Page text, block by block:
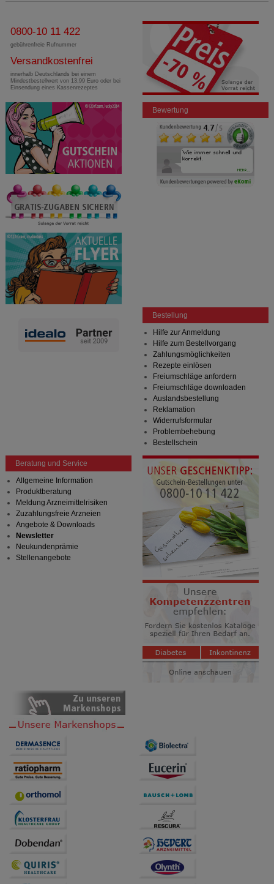
0800-10 11 422
gebührenfreie Rufnummer
Versandkostenfrei
innerhalb Deutschlands bei einem
Mindestbestellwert von 13,99 Euro oder bei
Einsendung eines Kassenrezeptes
Bewertung
Bestellung
Hilfe zur Anmeldung
Hilfe zum Bestellvorgang
Zahlungsmöglichkeiten
Rezepte einlösen
Freiumschläge anfordern
Freiumschläge downloaden
Auslandsbestellung
Reklamation
Widerrufsformular
Problembehebung
Bestellschein
Beratung und Service
Allgemeine Information
Produktberatung
Meldung Arzneimittelrisiken
Zuzahlungsfreie Arzneien
Angebote & Downloads
Newsletter
Neukundenprämie
Stellenangebote